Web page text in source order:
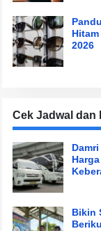
2026
Cek Jadwal dan
Bikin